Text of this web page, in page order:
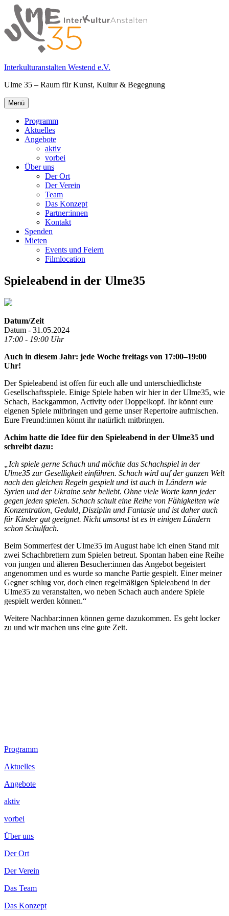
Springe
zum
Inhalt
Interkulturanstalten Westend e.V.
Ulme 35 – Raum für Kunst, Kultur & Begegnung
Primäres
Menü
Menü
Programm
Aktuelles
Angebote
aktiv
vorbei
Über uns
Der Ort
Der Verein
Team
Das Konzept
Partner:innen
Kontakt
Spenden
Mieten
Events und Feiern
Filmlocation
Spieleabend in der Ulme35
Datum/Zeit
Datum - 31.05.2024
17:00 - 19:00 Uhr
Auch in diesem Jahr: jede Woche freitags von 17:00–19:00
Uhr!
Der Spieleabend ist offen für euch alle und unterschiedlichste
Gesellschaftsspiele. Einige Spiele haben wir hier in der Ulme35, wie
Schach, Backgammon, Activity oder Doppelkopf. Ihr könnt eure
eigenen Spiele mitbringen und gerne unser Repertoire aufmischen.
Eure Freund:innen könnt ihr natürlich mitbringen.
Achim hatte die Idee für den Spieleabend in der Ulme35 und
schreibt dazu:
„Ich spiele gerne Schach und möchte das Schachspiel in der
Ulme35 zur Geselligkeit einführen. Schach wird auf der ganzen Welt
nach den gleichen Regeln gespielt und ist auch in Ländern wie
Syrien und der Ukraine sehr beliebt. Ohne viele Worte kann jeder
gegen jeden spielen. Schach schult eine Reihe von Fähigkeiten wie
Konzentration, Geduld, Disziplin und Fantasie und ist daher auch
für Kinder gut geeignet. Nicht umsonst ist es in einigen Ländern
schon Schulfach.
Beim Sommerfest der Ulme35 im August habe ich einen Stand mit
zwei Schachbrettern zum Spielen betreut. Spontan haben eine Reihe
von jungen und älteren Besucher:innen das Angebot begeistert
angenommen und es wurde so manche Partie gespielt. Einer meiner
Gegner schlug vor, doch einen regelmäßigen Spieleabend in der
Ulme35 zu veranstalten, wo neben Schach auch andere Spiele
gespielt werden können.“
Weitere Nachbar:innen können gerne dazukommen. Es geht locker
zu und wir machen uns eine gute Zeit.
Footer
Inhalt
Programm
Aktuelles
Angebote
aktiv
vorbei
Über uns
Der Ort
Der Verein
Das Team
Das Konzept